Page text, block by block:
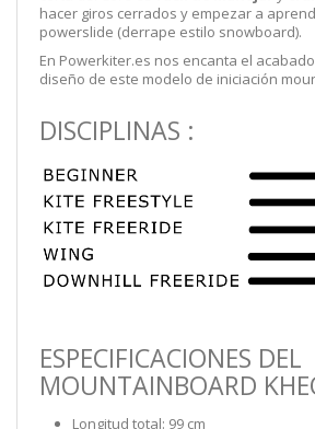
hacer giros cerrados y empezar a
powerslide (derrape estilo snowboard).
En Powerkiter.es nos encanta el
diseño de este modelo de iniciación
DISCIPLINAS :
ESPECIFICACIONES DEL
MOUNTAINBOARD
Longitud total: 99 cm